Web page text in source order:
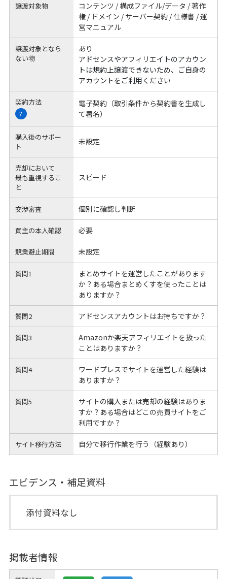
譲渡対象物
コンテンツ / 構成ファイル/データ / 著作
権 / ドメイン / サーバー契約 / 仕様書 / 運
営マニュアル
譲渡対象となら
ない物
あり
アドセンスやアフィリエイトのアカウン
トは規約上譲渡できないため、ご自身の
アカウントをご利用ください
契約方法
?
電子契約（取引条件から契約書を生成し
て署名）
購入後のサポー
ト
未設定
売却において
最も重視するこ
と
スピード
交渉審査 個別に確認し判断
買主の本人確認 必要
競業避止期間 未設定
質問1
まとめサイトを運営したことがあります
か？ある場合まとめくすを使ったことは
ありますか？
質問2 アドセンスアカウントはお持ちですか？
質問3
Amazonか楽天アフィリエイトを扱った
ことはありますか？
質問4
ワードプレスでサイトを運営した経験は
ありますか？
質問5
サイトの購入または売却の経験はありま
すか？ある場合はどこの売買サイトをご
利用ですか？
サイト移行方法 自分で移行作業を行う（経験あり）
エビデンス・補足資料
添付資料なし
掲載者情報